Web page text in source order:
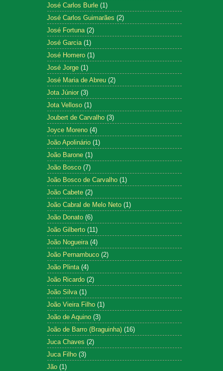
José Carlos Burle (1)
José Carlos Guimarães (2)
José Fortuna (2)
José Garcia (1)
José Homero (1)
José Jorge (1)
José Maria de Abreu (2)
Jota Júnior (3)
Jota Velloso (1)
Joubert de Carvalho (3)
Joyce Moreno (4)
João Apolinário (1)
João Barone (1)
João Bosco (7)
João Bosco de Carvalho (1)
João Cabete (2)
João Cabral de Melo Neto (1)
João Donato (6)
João Gilberto (11)
João Nogueira (4)
João Pernambuco (2)
João Plinta (4)
João Ricardo (2)
João Silva (1)
João Vieira Filho (1)
João de Aquino (3)
João de Barro (Braguinha) (16)
Juca Chaves (2)
Juca Filho (3)
Jão (1)